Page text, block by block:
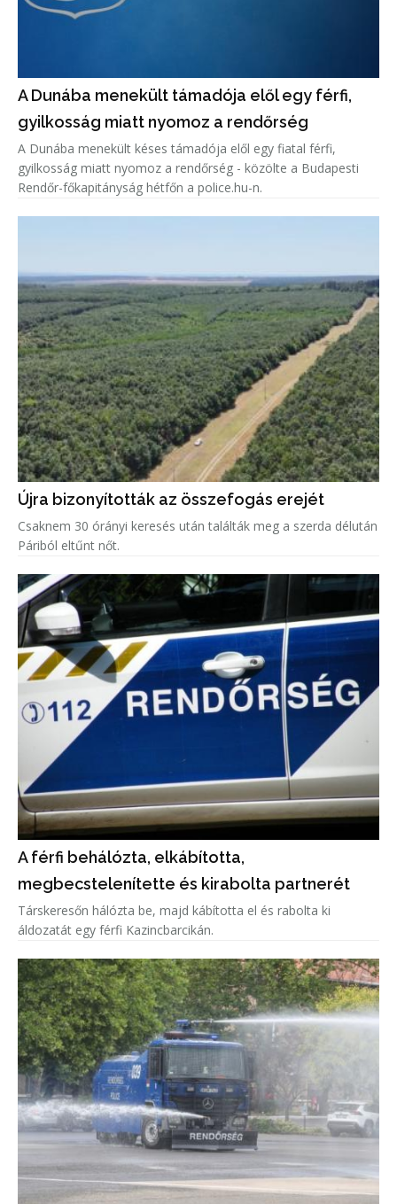
A Dunába menekült támadója elől egy férfi,
gyilkosság miatt nyomoz a rendőrség
A Dunába menekült késes támadója elől egy fiatal férfi,
gyilkosság miatt nyomoz a rendőrség - közölte a Budapesti
Rendőr-főkapitányság hétfőn a police.hu-n.
Újra bizonyították az összefogás erejét
Csaknem 30 órányi keresés után találták meg a szerda délután
Páriból eltűnt nőt.
A férfi behálózta, elkábította,
megbecstelenítette és kirabolta partnerét
Társkeresőn hálózta be, majd kábította el és rabolta ki
áldozatát egy férfi Kazincbarcikán.